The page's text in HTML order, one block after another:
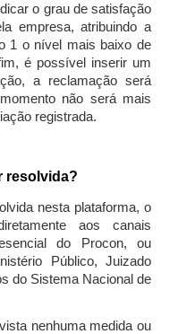
o grau de satisfação
empresa, atribuindo a
1 o nível mais baixo de
é possível inserir um
a reclamação será
não será mais
registrada.
resolvida?
nesta plataforma, o
aos canais
do Procon, ou
Público, Juizado
do Sistema Nacional de
nenhuma medida ou